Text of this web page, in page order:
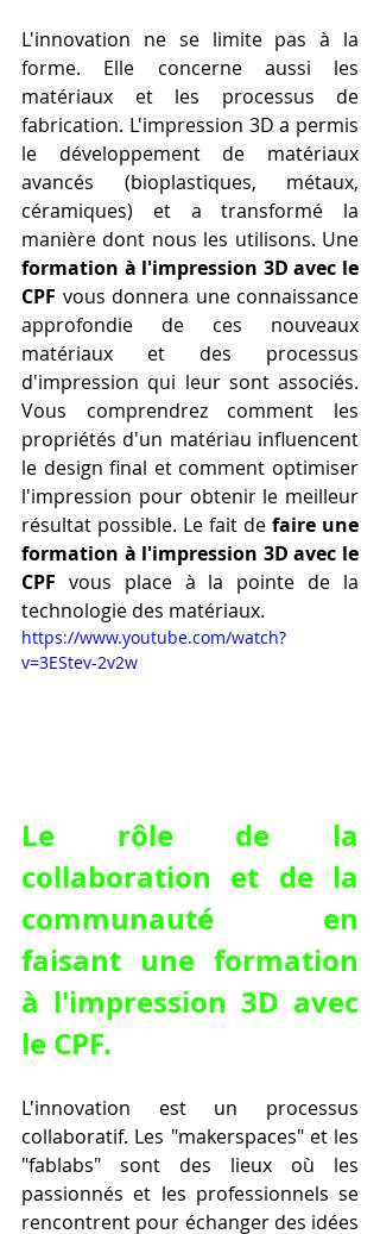
L'innovation ne se limite pas à la
forme. Elle concerne aussi les
matériaux et les processus de
fabrication. L'impression 3D a permis
le développement de matériaux
avancés (bioplastiques, métaux,
céramiques) et a transformé la
formation à l'impression 3D avec le
CPF vous donnera une connaissance
approfondie de ces nouveaux
matériaux et des processus
d'impression qui leur sont associés.
Vous comprendrez comment les
propriétés d'un matériau influencent
le design final et comment optimiser
l'impression pour obtenir le meilleur
résultat possible. Le fait de faire une
formation à l'impression 3D avec le
CPF vous place à la pointe de la
technologie des matériaux.
https://www.youtube.com/watch?
v=3EStev-2v2w
Le rôle de la
collaboration et de la
communauté en
faisant une formation
à l'impression 3D avec
le CPF.
L'innovation est un processus
collaboratif. Les "makerspaces" et les
"fablabs" sont des lieux où les
passionnés et les professionnels se
rencontrent pour échanger des idées